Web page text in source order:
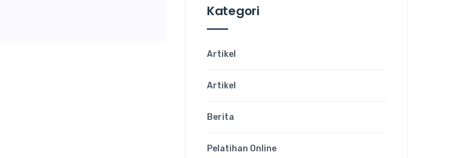
Kategori
Artikel
Artikel
Berita
Pelatihan Online